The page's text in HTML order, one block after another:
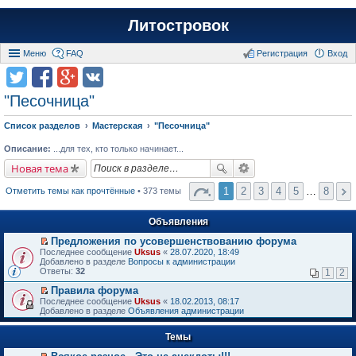
Литостровок
Меню FAQ Вход
Регистрация
"Песочница"
Список разделов Мастерская "Песочница"
Описание: ...для тех, кто только начинает...
Новая тема
Отметить темы как прочтённые• 373 темы 1 2 3 4 5 … 8
Объявления
П
е
р
й
т
и
к
п
в
Предложения по усовершенствованию форума
Последнее сообщение Uksus « 28.07.2020, 18:49
Добавлено в разделе Вопросы к администрации
Ответы: 32 1 2
П
е
р
е
т
Правила форума
Последнее сообщение Uksus « 18.02.2013, 08:17
Добавлено в разделе Объявления администрации
Темы